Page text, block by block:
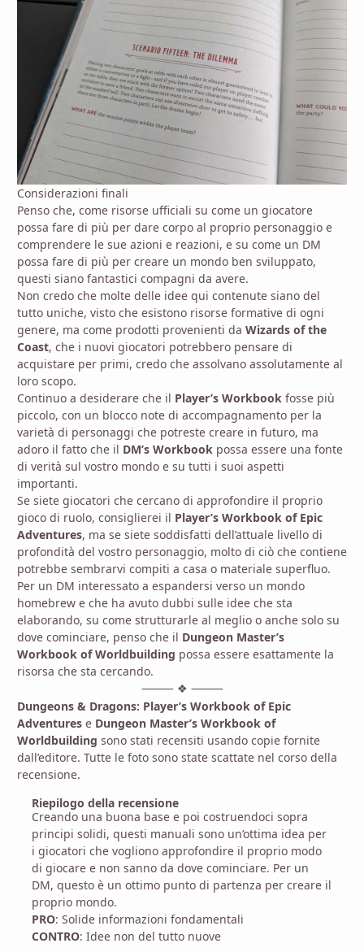
Considerazioni finali
Penso che, come risorse ufficiali su come un giocatore
possa fare di più per dare corpo al proprio personaggio e
comprendere le sue azioni e reazioni, e su come un DM
possa fare di più per creare un mondo ben sviluppato,
questi siano fantastici compagni da avere.
Non credo che molte delle idee qui contenute siano del
tutto uniche, visto che esistono risorse formative di ogni
genere, ma come prodotti provenienti da Wizards of the
Coast, che i nuovi giocatori potrebbero pensare di
acquistare per primi, credo che assolvano assolutamente al
loro scopo.
Continuo a desiderare che il Player’s Workbook fosse più
piccolo, con un blocco note di accompagnamento per la
varietà di personaggi che potreste creare in futuro, ma
adoro il fatto che il DM’s Workbook possa essere una fonte
di verità sul vostro mondo e su tutti i suoi aspetti
importanti.
Se siete giocatori che cercano di approfondire il proprio
gioco di ruolo, consiglierei il Player’s Workbook of Epic
Adventures, ma se siete soddisfatti dell’attuale livello di
profondità del vostro personaggio, molto di ciò che contiene
potrebbe sembrarvi compiti a casa o materiale superfluo.
Per un DM interessato a espandersi verso un mondo
homebrew e che ha avuto dubbi sulle idee che sta
elaborando, su come strutturarle al meglio o anche solo su
dove cominciare, penso che il Dungeon Master’s
Workbook of Worldbuilding possa essere esattamente la
risorsa che sta cercando.
⸻ ❖ ⸻
Dungeons & Dragons: Player’s Workbook of Epic
Adventures e Dungeon Master’s Workbook of
Worldbuilding sono stati recensiti usando copie fornite
dall’editore. Tutte le foto sono state scattate nel corso della
recensione.
Riepilogo della recensione
Creando una buona base e poi costruendoci sopra
principi solidi, questi manuali sono un’ottima idea per
i giocatori che vogliono approfondire il proprio modo
di giocare e non sanno da dove cominciare. Per un
DM, questo è un ottimo punto di partenza per creare il
proprio mondo.
PRO: Solide informazioni fondamentali
CONTRO: Idee non del tutto nuove